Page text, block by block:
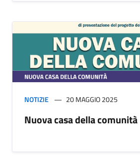
NOTIZIE 20 MAGGIO 2025
Nuova casa della comunità